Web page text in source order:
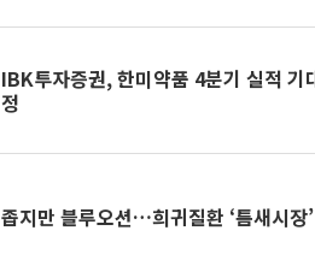
IBK투자증권, 한미약품 4분기 실적
정
좁지만 블루오션…희귀질환 ‘틈새시장